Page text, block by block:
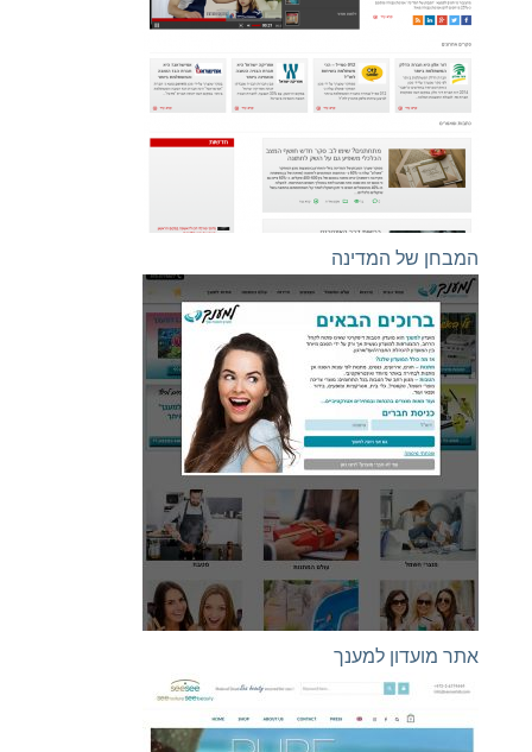
המבחן של המדינה
אתר מועדון למענך